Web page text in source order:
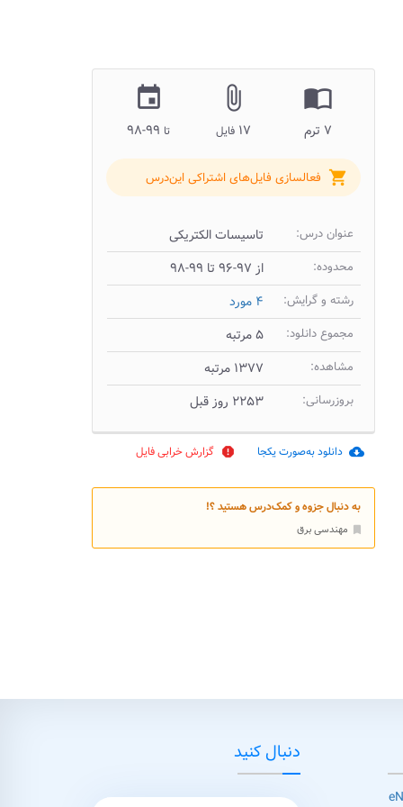
import_contacts
۷ ترم
attach_file
۱۷ فایل
insert_invitation
تا
shopping_cart فعالسازی فایل‌های اشتراکی این‌درس
عنوان درس: تاسیسات الکتریکی
محدوده: از ۹۷-۹۶ تا ۹۹-۹۸
رشته و گرایش: ۴ مورد
مجموع دانلود: ۵ مرتبه
مشاهده: ۱۳۷۷ مرتبه
بروزرسانی: ۲۲۵۳ روز قبل
cloud_download دانلود به‌صورت یکجا report گزارش خرابی فایل
به دنبال جزوه و کمک‌درس هستید ؟!
مهندسی برق
دنبال کنید